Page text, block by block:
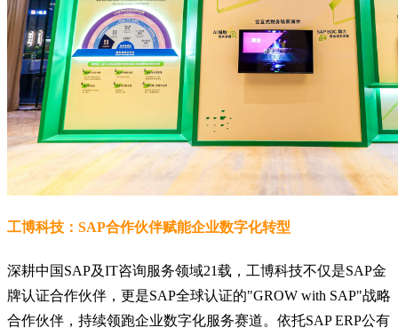
工博科技：SAP合作伙伴赋能企业数字化转型
深耕中国SAP及IT咨询服务领域21载，工博科技不仅是SAP金
牌认证合作伙伴，更是SAP全球认证的"GROW with SAP"战略
合作伙伴，持续领跑企业数字化服务赛道。依托SAP ERP公有